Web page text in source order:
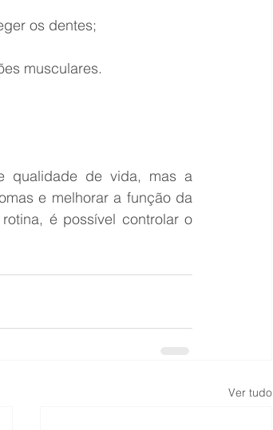
os dentes;
musculares.
qualidade de vida, mas a
e melhorar a função da
é possível controlar o
Ver tudo